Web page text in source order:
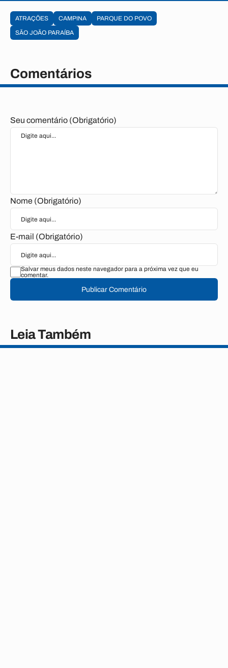
ATRAÇÕES CAMPINA
PARQUE DO POVO
SÃO JOÃO PARAÍBA
Comentários
Seu comentário (Obrigatório)
Nome (Obrigatório)
E-mail (Obrigatório)
Salvar meus dados neste navegador para a próxima vez que eu
comentar.
Publicar Comentário
Leia Também